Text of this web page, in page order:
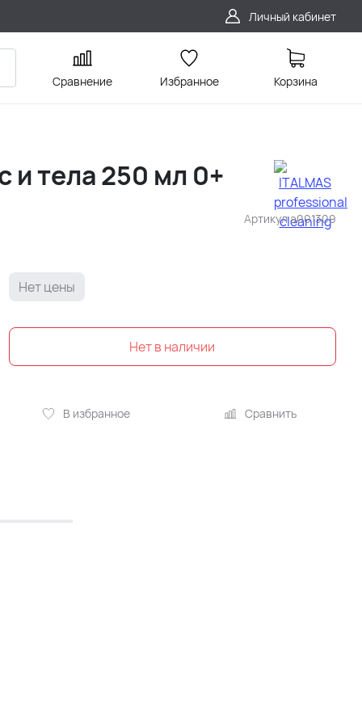
Личный кабинет
Сравнение Избранное Корзина
Артикулa001309
и тела 250 мл 0+
Нет цены
В избранное Сравнить